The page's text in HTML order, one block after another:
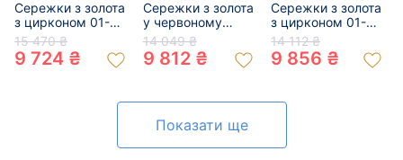
Сережки з золота
з цирконом 01-
200291200
15 470 ₴
9 724 ₴
Сережки з золота
у червоному
кольорі з
цирконом 01-
200185663
14 049 ₴
9 812 ₴
Сережки з золота
з цирконом 01-
200200074
14 112 ₴
9 856 ₴
Показати ще